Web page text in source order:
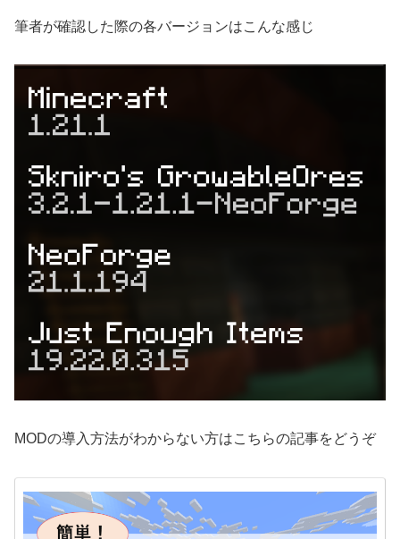
筆者が確認した際の各バージョンはこんな感じ
MODの導入方法がわからない方はこちらの記事をどうぞ